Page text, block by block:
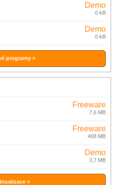
Demo
0 kB
Demo
0 kB
programy »
Freeware
7,6 MB
Freeware
408 MB
Demo
3,7 MB
»